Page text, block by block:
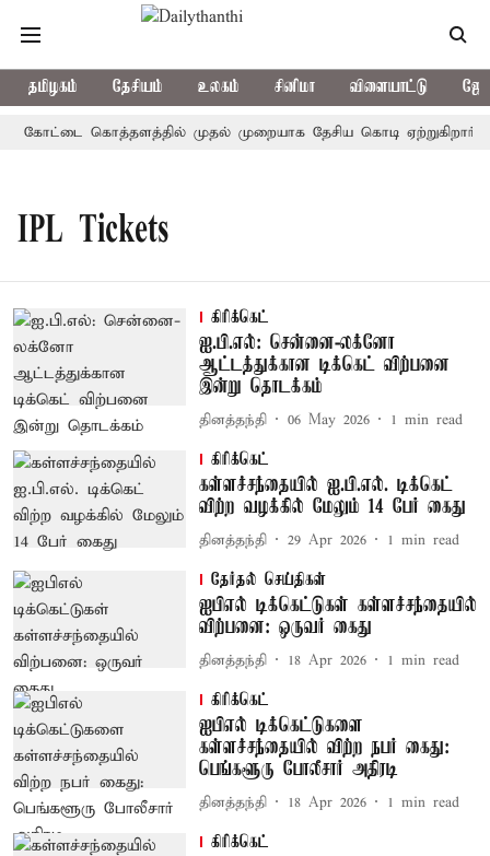
தமிழகம் தேசியம் உலகம் சினிமா விளையாட்டு
கோட்டை கொத்தளத்தில் முதல் முறையாக தேசிய கொடி ஏற்றுகிறார்,
IPL Tickets
கிரிக்கெட்
ஐ.பி.எல்: சென்னை-லக்னோ
ஆட்டத்துக்கான டிக்கெட் விற்பனை
இன்று தொடக்கம்
தினத்தந்தி 06 May 2026 1 min read
கிரிக்கெட்
கள்ளச்சந்தையில் ஐ.பி.எல். டிக்கெட்
விற்ற வழக்கில் மேலும் 14 பேர் கைது
தினத்தந்தி 29 Apr 2026 1 min read
தேர்தல் செய்திகள்
ஐபிஎல் டிக்கெட்டுகள் கள்ளச்சந்தையில்
விற்பனை: ஒருவர் கைது
தினத்தந்தி 18 Apr 2026 1 min read
கிரிக்கெட்
ஐபிஎல் டிக்கெட்டுகளை
கள்ளச்சந்தையில் விற்ற நபர் கைது:
பெங்களூரு போலீசார் அதிரடி
தினத்தந்தி 18 Apr 2026 1 min read
கிரிக்கெட்